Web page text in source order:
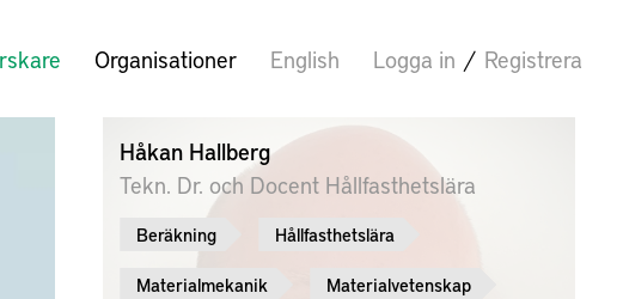
Organisationer English Logga in / Registrera
Håkan Hallberg
Tekn. Dr. och Docent Hållfasthetslära
Beräkning Hållfasthetslära
Materialmekanik Materialvetenskap